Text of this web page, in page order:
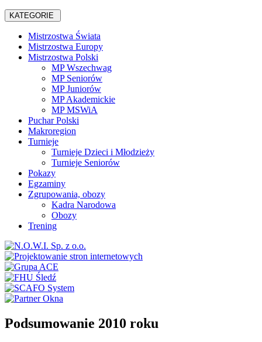
KATEGORIE
Mistrzostwa Świata
Mistrzostwa Europy
Mistrzostwa Polski
MP Wszechwag
MP Seniorów
MP Juniorów
MP Akademickie
MP MSWiA
Puchar Polski
Makroregion
Turnieje
Turnieje Dzieci i Młodzieży
Turnieje Seniorów
Pokazy
Egzaminy
Zgrupowania, obozy
Kadra Narodowa
Obozy
Trening
Podsumowanie 2010 roku